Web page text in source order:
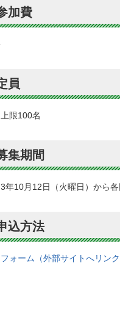
加費
員
限100名
集期間
年10月12日（火曜日）から
込方法
ォーム（外部サイトへリンク